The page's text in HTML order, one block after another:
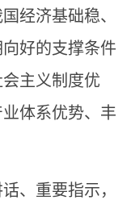
经济基础稳、
好的支撑条件
主义制度优
体系优势、丰
、重要指示，